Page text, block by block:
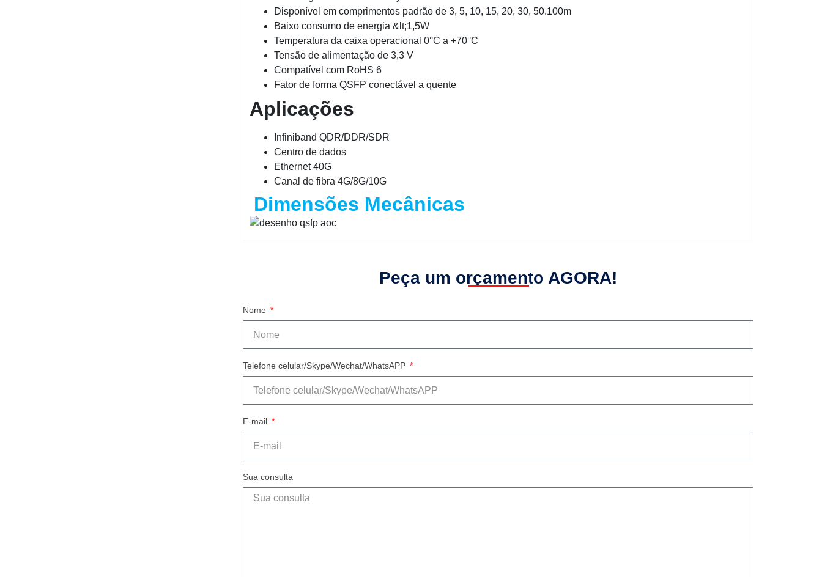
Disponível em comprimentos padrão de 3, 5, 10, 15, 20, 30, 50.100m
Baixo consumo de energia &lt;1,5W
Temperatura da caixa operacional 0°C a +70°C
Tensão de alimentação de 3,3 V
Compatível com RoHS 6
Fator de forma QSFP conectável a quente
Aplicações
Infiniband QDR/DDR/SDR
Centro de dados
Ethernet 40G
Canal de fibra 4G/8G/10G
Dimensões Mecânicas
Peça um orçamento AGORA!
Nome
Telefone celular/Skype/Wechat/WhatsAPP
E-mail
Sua consulta